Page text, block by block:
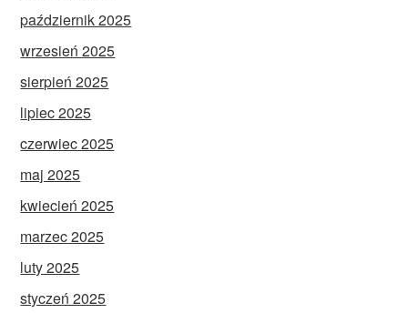
październik 2025
wrzesień 2025
sierpień 2025
lipiec 2025
czerwiec 2025
maj 2025
kwiecień 2025
marzec 2025
luty 2025
styczeń 2025